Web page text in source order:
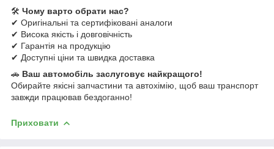
🛠 Чому варто обрати нас?
✔ Оригінальні та сертифіковані аналоги
✔ Висока якість і довговічність
✔ Гарантія на продукцію
✔ Доступні ціни та швидка доставка
🚗 Ваш автомобіль заслуговує найкращого!
Обирайте якісні запчастини та автохімію, щоб ваш транспорт
завжди працював бездоганно!
Приховати